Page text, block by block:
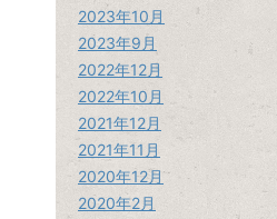
2023年10月
2023年9月
2022年12月
2022年10月
2021年12月
2021年11月
2020年12月
2020年2月